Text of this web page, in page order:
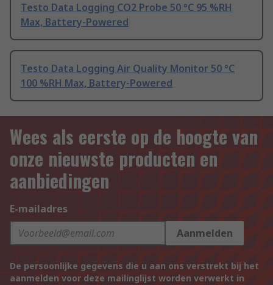
Testo Data Logging CO2 Probe 50 °C 95 %RH
Max, Battery-Powered
Testo Data Logging Air Quality Monitor 50 °C
100 %RH Max, Battery-Powered
Wees als eerste op de hoogte van
onze nieuwste producten en
aanbiedingen
E-mailadres
Aanmelden
De persoonlijke gegevens die u aan ons verstrekt bij het
aanmelden voor deze mailinglijst worden verwerkt in